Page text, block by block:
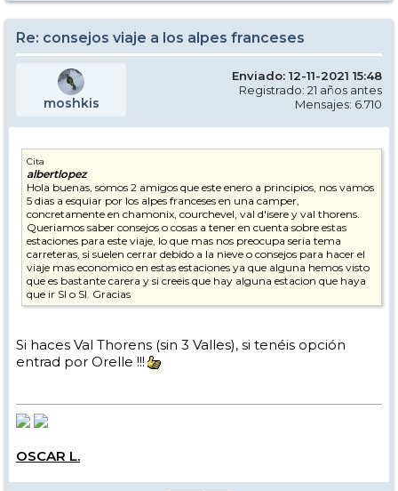
Re: consejos viaje a los alpes franceses
moshkis
Enviado: 12-11-2021 15:48
Registrado: 21 años antes
Mensajes: 6.710
Cita
albertlopez
Hola buenas, somos 2 amigos que este enero a principios, nos vamos
5 dias a esquiar por los alpes franceses en una camper,
concretamente en chamonix, courchevel, val d'isere y val thorens.
Queriamos saber consejos o cosas a tener en cuenta sobre estas
estaciones para este viaje, lo que mas nos preocupa seria tema
carreteras, si suelen cerrar debido a la nieve o consejos para hacer el
viaje mas economico en estas estaciones ya que alguna hemos visto
que es bastante carera y si creeis que hay alguna estacion que haya
que ir SI o SI. Gracias
Si haces Val Thorens (sin 3 Valles), si tenéis opción
entrad por Orelle !!!
OSCAR L.